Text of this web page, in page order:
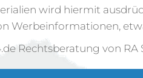
wird hiermit
Werbeinformationen,
Rechtsberatung von RA